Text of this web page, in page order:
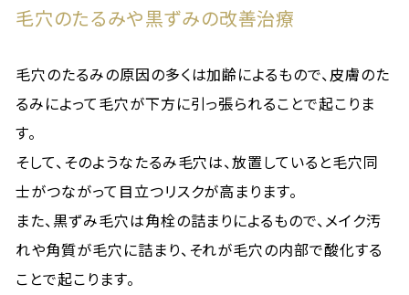
毛穴のたるみや黒ずみの改善治療
毛穴のたるみの原因の多くは加齢によるもので、皮膚のた
るみによって毛穴が下方に引っ張られることで起こりま
す。
そして、そのようなたるみ毛穴は、放置していると毛穴同
士がつながって目立つリスクが高まります。
また、黒ずみ毛穴は角栓の詰まりによるもので、メイク汚
れや角質が毛穴に詰まり、それが毛穴の内部で酸化する
ことで起こります。